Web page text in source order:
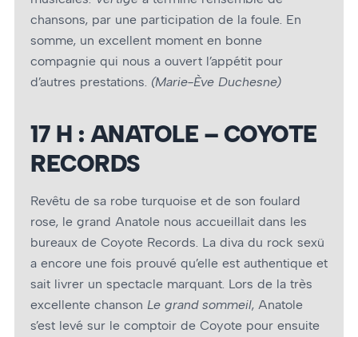
chansons, par une participation de la foule. En
somme, un excellent moment en bonne
compagnie qui nous a ouvert l’appétit pour
d’autres prestations. (Marie-Ève Duchesne)
17 H : ANATOLE – COYOTE
RECORDS
Revêtu de sa robe turquoise et de son foulard
rose, le grand Anatole nous accueillait dans les
bureaux de Coyote Records. La diva du rock sexü
a encore une fois prouvé qu’elle est authentique et
sait livrer un spectacle marquant. Lors de la très
excellente chanson Le grand sommeil, Anatole
s’est levé sur le comptoir de Coyote pour ensuite